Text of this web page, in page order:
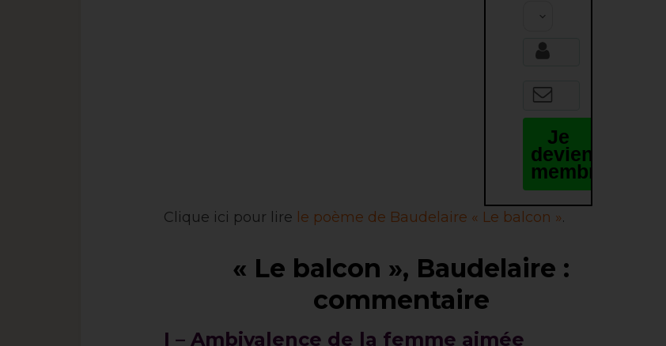
Choisis ta classe :
Je
deviens
membre
Clique ici pour lire le poème de Baudelaire « Le balcon ».
« Le balcon », Baudelaire :
commentaire
I – Ambivalence de la femme aimée